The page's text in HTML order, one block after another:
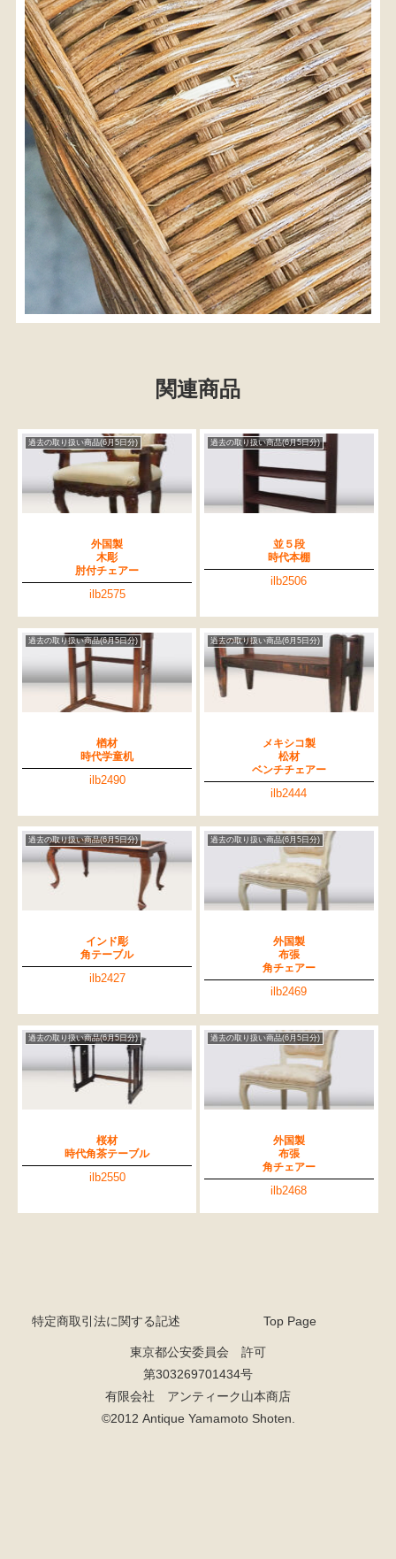
関連商品
過去の取り扱い商品(6月5日分)
外国製
木彫
肘付チェアー
ilb2575
過去の取り扱い商品(6月5日分)
並５段
時代本棚
ilb2506
過去の取り扱い商品(6月5日分)
楢材
時代学童机
ilb2490
過去の取り扱い商品(6月5日分)
メキシコ製
松材
ベンチチェアー
ilb2444
過去の取り扱い商品(6月5日分)
インド彫
角テーブル
ilb2427
過去の取り扱い商品(6月5日分)
外国製
布張
角チェアー
ilb2469
過去の取り扱い商品(6月5日分)
桜材
時代角茶テーブル
ilb2550
過去の取り扱い商品(6月5日分)
外国製
布張
角チェアー
ilb2468
特定商取引法に関する記述 Top Page
東京都公安委員会 許可
第303269701434号
有限会社 アンティーク山本商店
©2012 Antique Yamamoto Shoten.